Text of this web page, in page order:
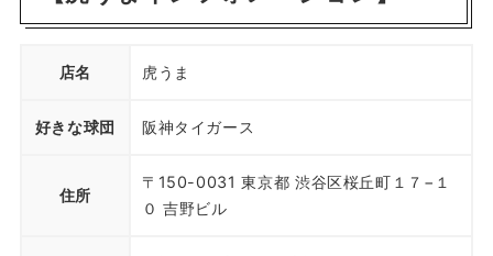
店名 虎うま
好きな球団 阪神タイガース
住所
〒150-0031 東京都 渋谷区桜丘町１７−１
０ 吉野ビル